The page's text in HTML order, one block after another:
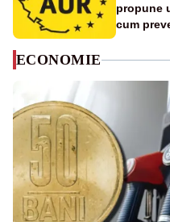
propune
cum
ECONOMIE